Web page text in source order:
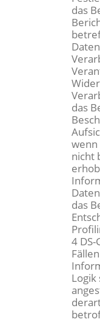
das
das
wenn
nicht
Daten
das
4
Logik